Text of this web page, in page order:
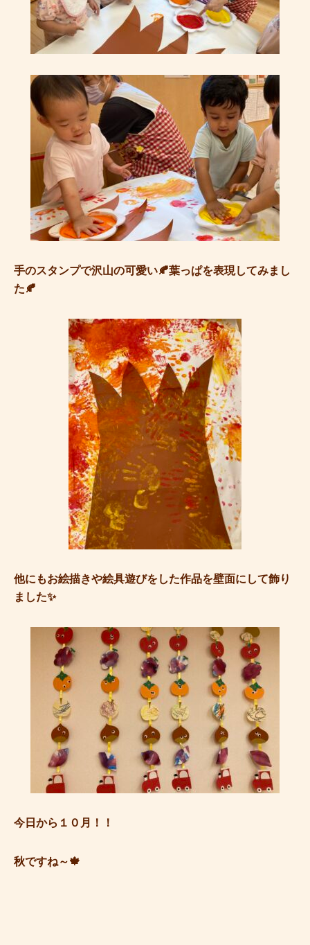
手のスタンプで沢山の可愛い🍂葉っぱを表現してみまし
た🍂
他にもお絵描きや絵具遊びをした作品を壁面にして飾り
ました✨
今日から１０月！！
秋ですね～🍁